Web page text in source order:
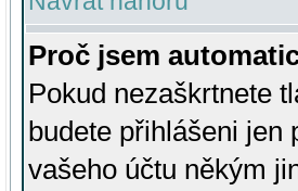
Proč jsem
Pokud nezaškrtnete
budete přihlášeni jen
vašeho účtu někým